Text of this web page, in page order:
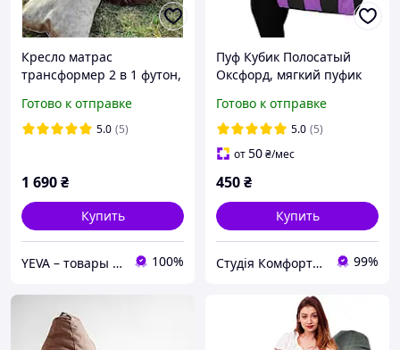
Кресло матрас
трансформер 2 в 1 футон,
Бескаркасные пуфы и
кресла оустер
Готово к отправке
5.0 (5)
1 690₴
Купить
YEVA – товары для отдыха и новогодний декор 100%
Пуф Кубик Полосатый
Оксфорд, мягкий пуфик
Черный+Фиолетовый
Готово к отправке
5.0 (5)
от50₴/мес
450₴
Купить
Студія Комфорту - крісла мішки, лежанки для собак, тканини та фурнітура 99%